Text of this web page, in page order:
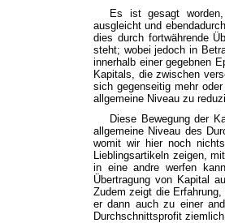
Es ist gesagt worden,
ausgleicht und
dies durch fortwährende
steht; wobei jedoch in
innerhalb einer gegebnen
Kapitals, die zwischen
sich gegenseitig mehr
allgemeine Niveau zu
Diese Bewegung der
allgemeine Niveau des
womit wir hier noch
Lieblingsartikeln zeigen,
in eine andre werfen
Übertragung von Kapital
Zudem zeigt die
er dann auch zu einer
Durchschnittsprofit